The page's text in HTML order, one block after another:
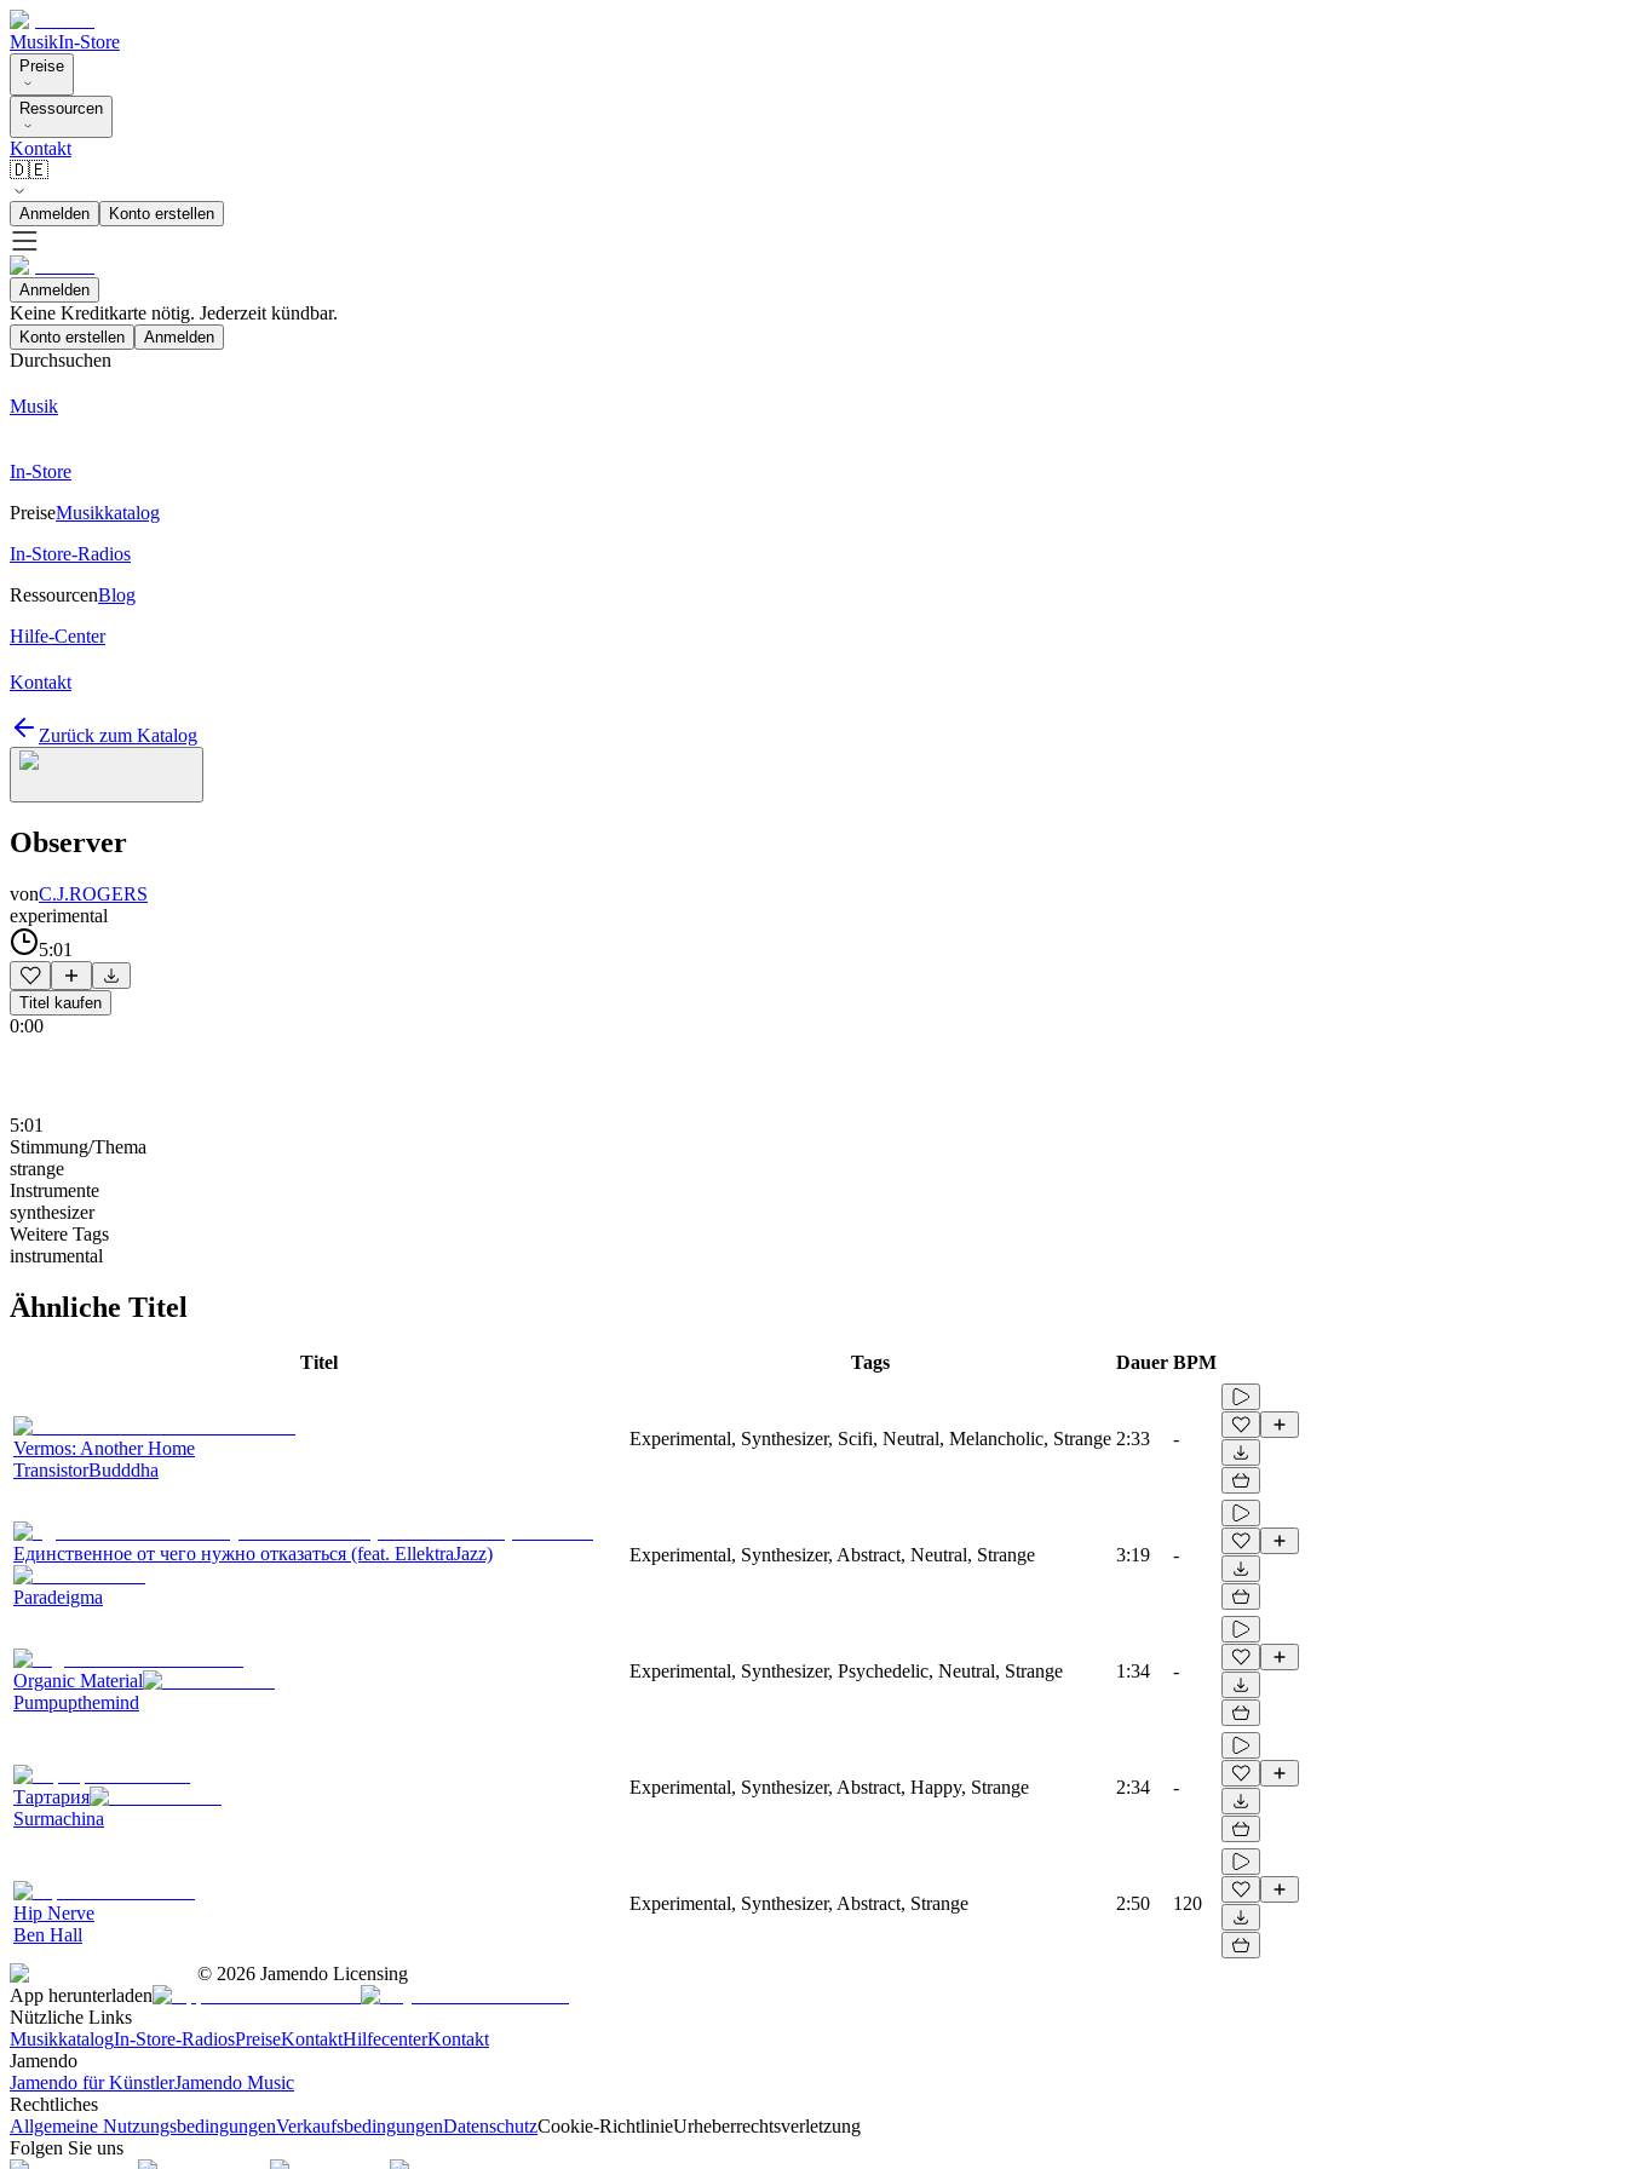
MusikIn-Store
Preise
Ressourcen
Kontakt
🇩🇪
Anmelden Konto erstellen
Anmelden
Keine Kreditkarte nötig. Jederzeit kündbar.
Konto erstellen Anmelden
Durchsuchen
Musik
In-Store
PreiseMusikkatalog
In-Store-Radios
RessourcenBlog
Hilfe-Center
Kontakt
Zurück zum Katalog
Observer
vonC.J.ROGERS
experimental
5:01
Titel kaufen
0:00
5:01
Stimmung/Thema
strange
Instrumente
synthesizer
Weitere Tags
instrumental
Ähnliche Titel
Titel Tags Dauer BPM
Vermos: Another Home
TransistorBudddha
Experimental, Synthesizer, Scifi, Neutral, Melancholic, Strange 2:33 -
Единственное от чего нужно отказаться (feat. EllektraJazz)
Paradeigma
Experimental, Synthesizer, Abstract, Neutral, Strange 3:19 -
Organic Material
Pumpupthemind
Experimental, Synthesizer, Psychedelic, Neutral, Strange 1:34 -
Тартария
Surmachina
Experimental, Synthesizer, Abstract, Happy, Strange 2:34 -
Hip Nerve
Ben Hall
Experimental, Synthesizer, Abstract, Strange 2:50 120
© 2026 Jamendo Licensing
App herunterladen
Nützliche Links
MusikkatalogIn-Store-RadiosPreiseKontaktHilfecenterKontakt
Jamendo
Jamendo für KünstlerJamendo Music
Rechtliches
Allgemeine NutzungsbedingungenVerkaufsbedingungenDatenschutzCookie-RichtlinieUrheberrechtsverletzung
Folgen Sie uns